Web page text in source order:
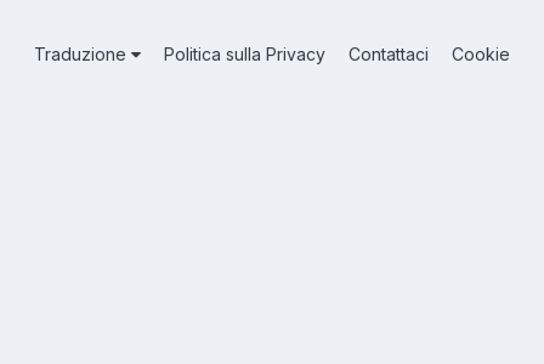
Traduzione Politica sulla Privacy Contattaci Cookie